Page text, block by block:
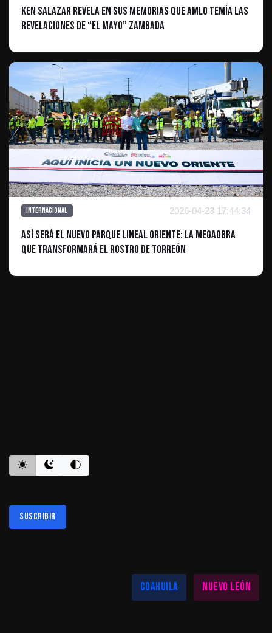
Ken Salazar revela en sus memorias que AMLO temía las
revelaciones de “El Mayo” Zambada
Internacional 2026-04-23 17:44:34
Así será el nuevo Parque Lineal Oriente: La megaobra
que transformará el rostro de Torreón
Suscribir
Coahuila
Nuevo León